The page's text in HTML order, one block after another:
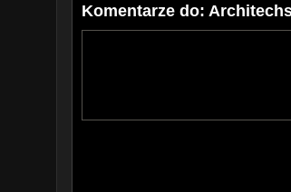
Komentarze do: